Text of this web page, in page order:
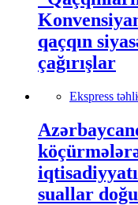
qaçqın
çağırışlar
Ekspress
suallar